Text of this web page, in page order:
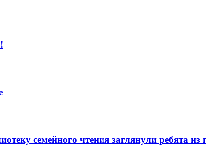
семейного чтения заглянули ребята